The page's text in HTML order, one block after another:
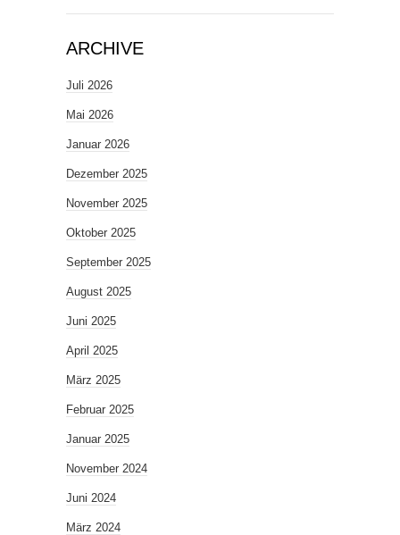
ARCHIVE
Juli 2026
Mai 2026
Januar 2026
Dezember 2025
November 2025
Oktober 2025
September 2025
August 2025
Juni 2025
April 2025
März 2025
Februar 2025
Januar 2025
November 2024
Juni 2024
März 2024